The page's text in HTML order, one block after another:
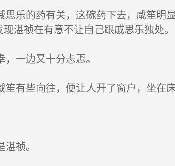
乐的药有关，这碗药下去，咸笙明
湛祯在有意不让自己跟戚思乐独处。
一边又十分忐忑。
有些向往，便让人开了窗户，坐在
祯。